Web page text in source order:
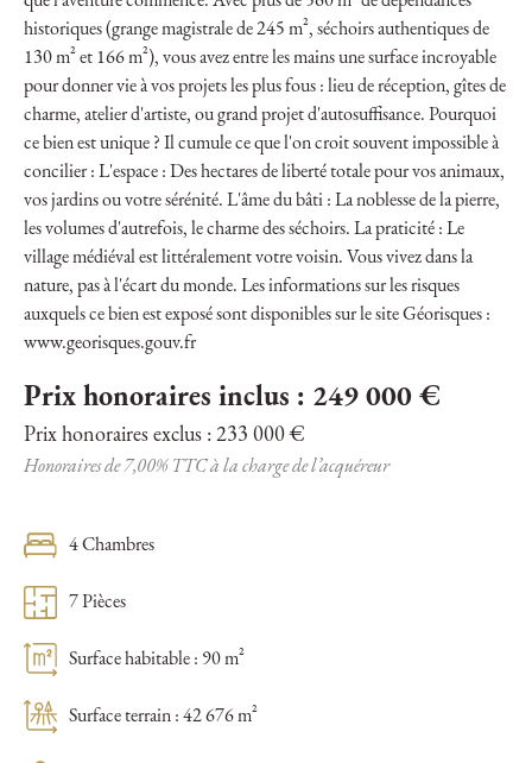
historiques (grange magistrale de 245 m², séchoirs authentiques de
130 m² et 166 m²), vous avez entre les mains une surface incroyable
pour donner vie à vos projets les plus fous : lieu de réception, gîtes de
charme, atelier d'artiste, ou grand projet d'autosuffisance. Pourquoi
ce bien est unique ? Il cumule ce que l'on croit souvent impossible à
concilier : L'espace : Des hectares de liberté totale pour vos animaux,
vos jardins ou votre sérénité. L'âme du bâti : La noblesse de la pierre,
les volumes d'autrefois, le charme des séchoirs. La praticité : Le
village médiéval est littéralement votre voisin. Vous vivez dans la
nature, pas à l'écart du monde. Les informations sur les risques
auxquels ce bien est exposé sont disponibles sur le site Géorisques :
www.georisques.gouv.fr
Prix honoraires inclus : 249 000 €
Prix honoraires exclus : 233 000 €
Honoraires de 7,00% TTC à la charge de l’acquéreur
4 Chambres
7 Pièces
Surface habitable : 90 m²
Surface terrain : 42 676 m²